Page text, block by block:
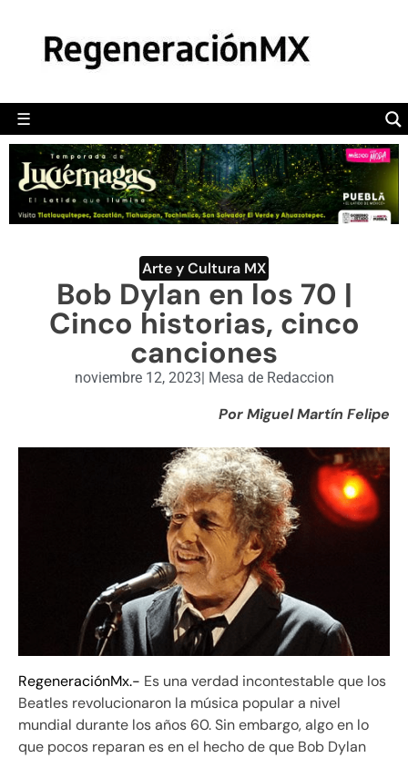
☰
POLÍTICA
CAMALEÓN
OPINIÓN
DEPORTES
ENGLISH SECTION
VIDEOS
Arte y Cultura MX
Bob Dylan en los 70 |
Cinco historias, cinco
canciones
noviembre 12, 2023| Mesa de Redaccion
Por Miguel Martín Felipe
RegeneraciónMx.- Es una verdad incontestable que los
Beatles revolucionaron la música popular a nivel
mundial durante los años 60. Sin embargo, algo en lo
que pocos reparan es en el hecho de que Bob Dylan